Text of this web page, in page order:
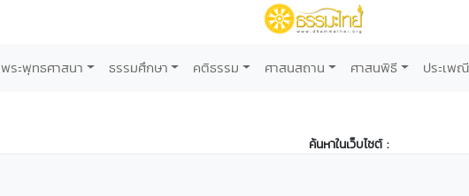
พระพุทธศาสนา ธรรมศึกษา คติธรรม ศาสนสถาน ศาสนพิธี ประเพณี
ค้นหาในเว็บไซต์ :